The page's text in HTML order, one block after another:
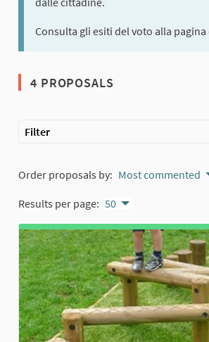
Consulta gli esiti del voto alla pagina
4 PROPOSALS
Filter
Order proposals by: Most commented
Results per page: 50